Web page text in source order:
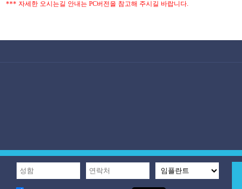
*** 자세한 오시는길 안내는 PC버전을 참고해 주시길 바랍니다.